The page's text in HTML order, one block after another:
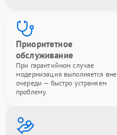
Приоритетное
обслуживание
При гарантийном случае
модернизация выполняется вне
очереди — быстро устраняем
проблему.